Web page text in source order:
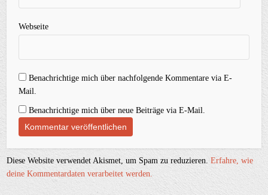
Webseite
Benachrichtige mich über nachfolgende Kommentare via E-
Mail.
Benachrichtige mich über neue Beiträge via E-Mail.
Diese Website verwendet Akismet, um Spam zu reduzieren.Erfahre, wie
deine Kommentardaten verarbeitet werden.